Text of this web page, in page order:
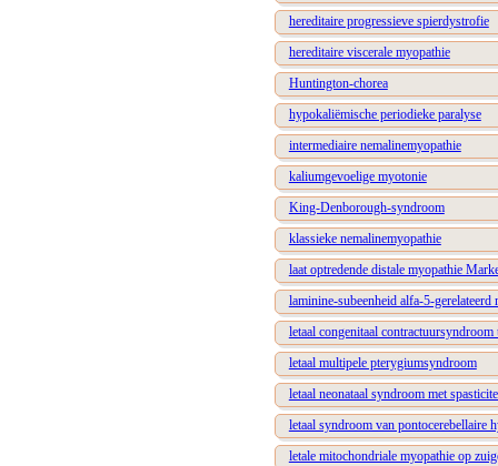
hereditaire progressieve spierdystrofie
hereditaire viscerale myopathie
Huntington-chorea
hypokaliëmische periodieke paralyse
intermediaire nemalinemyopathie
kaliumgevoelige myotonie
King-Denborough-syndroom
klassieke nemalinemyopathie
laat optredende distale myopathie
laminine-subeenheid alfa-5-
letaal congenitaal contractuursyndroom
letaal multipele pterygiumsyndroom
letaal neonataal syndroom met
letaal syndroom van pontocerebellaire
letale mitochondriale myopathie op